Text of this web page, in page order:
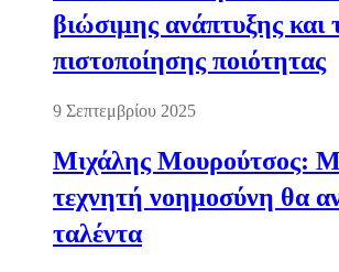
βιώσιμης ανάπτυξης και
πιστοποίησης ποιότητας
9 Σεπτεμβρίου 2025
Μιχάλης Μουρούτσος:
τεχνητή νοημοσύνη θα
ταλέντα